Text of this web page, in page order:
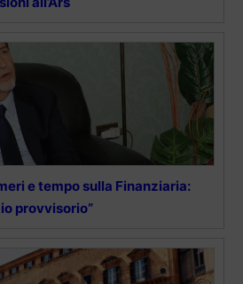
e tempo sulla Finanziaria:
provvisorio”